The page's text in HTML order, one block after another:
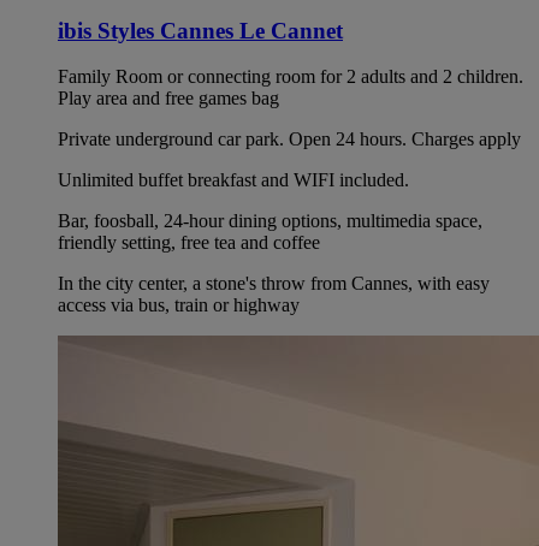
ibis Styles Cannes Le Cannet
Family Room or connecting room for 2 adults and 2 children.
Play area and free games bag
Private underground car park. Open 24 hours. Charges apply
Unlimited buffet breakfast and WIFI included.
Bar, foosball, 24-hour dining options, multimedia space,
friendly setting, free tea and coffee
In the city center, a stone's throw from Cannes, with easy
access via bus, train or highway